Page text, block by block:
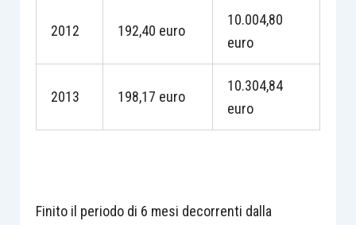
2012 192,40 euro
10.004,80
euro
2013 198,17 euro
10.304,84
euro
Finito il periodo di 6 mesi decorrenti dalla